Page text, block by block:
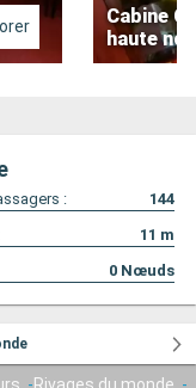
Cabine
haute
:
144
11 m
0 Nœuds
Rivages du monde